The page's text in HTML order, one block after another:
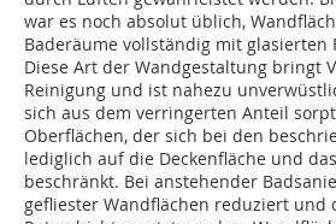
war es noch absolut üblich,
Baderäume vollständig mit glasierten
Diese Art der Wandgestaltung bringt
Reinigung und ist nahezu
sich aus dem verringerten Anteil
Oberflächen, der sich bei den
lediglich auf die Deckenfläche und
beschränkt. Bei anstehender
gefliester Wandflächen reduziert und